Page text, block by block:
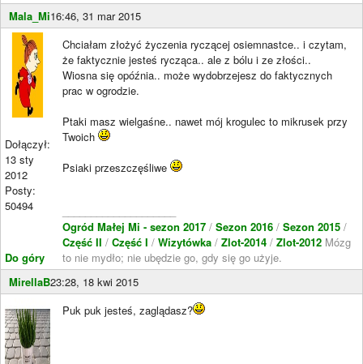
Mala_Mi16:46, 31 mar 2015
Dołączył:
13 sty
2012
Posty:
50494
Do góry
Chciałam złożyć życzenia ryczącej osiemnastce.. i czytam,
że faktycznie jesteś rycząca.. ale z bólu i ze złości..
Wiosna się opóźnia.. może wydobrzejesz do faktycznych
prac w ogrodzie.
Ptaki masz wielgaśne.. nawet mój krogulec to mikrusek przy
Twoich
Psiaki przeszczęśliwe
Ogród Małej Mi - sezon 2017 / Sezon 2016 / Sezon 2015 /
Część II / Część I / Wizytówka / Zlot-2014 / Zlot-2012 Mózg
to nie mydło; nie ubędzie go, gdy się go użyje.
MirellaB23:28, 18 kwi 2015
Puk puk jesteś, zaglądasz?